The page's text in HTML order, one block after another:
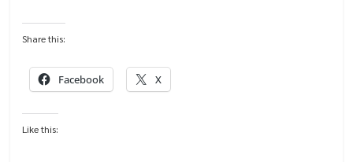
Share this:
Facebook X
Like this: